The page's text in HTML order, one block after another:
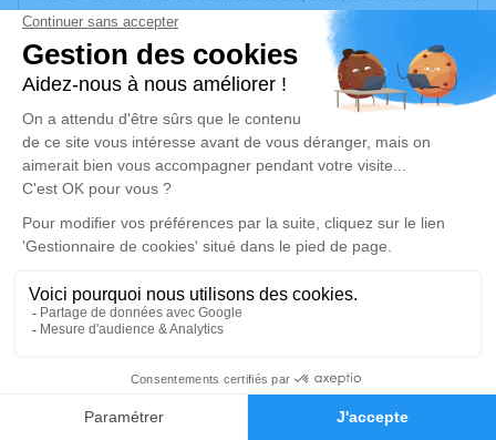
Faire-part Hommages
vos condoléances, partager des photos souvenirs, une
anecdote ou exprimer vos pensées à travers des
poèmes ou des textes. Cet endroit est un lieu
d'expression dédié à honorer la mémoire de Jacqueline
JOURDAN.
Un service de plantation d’arbre hommage est
disponible ici.
Je rends hommage
Cérémonie religieuse
Temple d'Uzès
Avenue de la Libération